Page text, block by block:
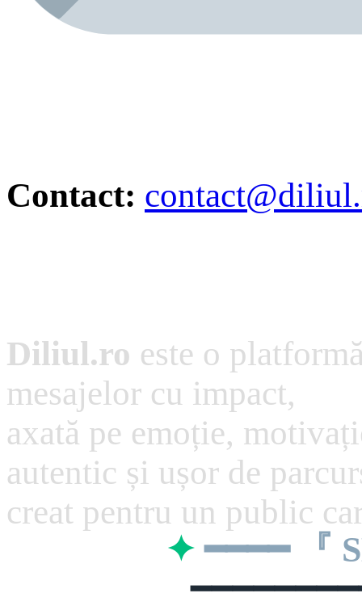
Contact:
Diliul.ro este o
mesajelor cu impact,
axată pe emoție,
autentic și ușor de
creat pentru un public
✦ ━━━━ 『